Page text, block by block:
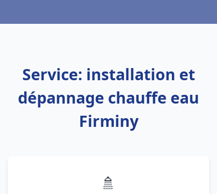
Service: installation et
dépannage chauffe eau
Firminy
🚿